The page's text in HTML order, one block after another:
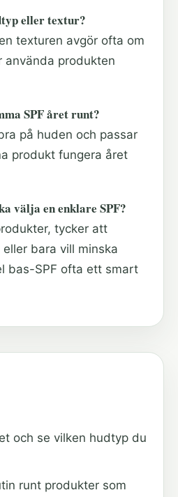
eller textur?
texturen avgör ofta om
använda produkten
SPF året runt?
på huden och passar
produkt fungera året
välja en enklare SPF?
tycker att
bara vill minska
bas-SPF ofta ett smart
och se vilken hudtyp du
runt produkter som